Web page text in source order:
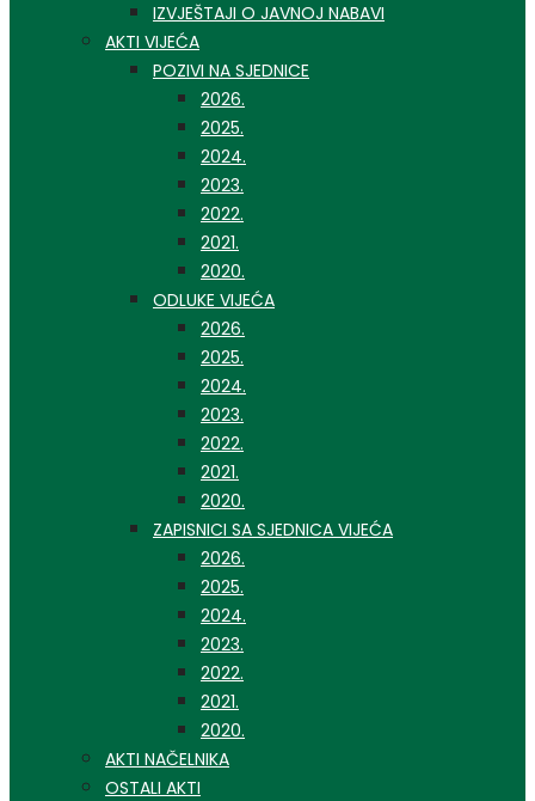
IZVJEŠTAJI O JAVNOJ NABAVI
AKTI VIJEĆA
POZIVI NA SJEDNICE
2026.
2025.
2024.
2023.
2022.
2021.
2020.
ODLUKE VIJEĆA
2026.
2025.
2024.
2023.
2022.
2021.
2020.
ZAPISNICI SA SJEDNICA VIJEĆA
2026.
2025.
2024.
2023.
2022.
2021.
2020.
AKTI NAČELNIKA
OSTALI AKTI